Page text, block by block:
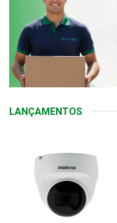
LANÇAMENTOS